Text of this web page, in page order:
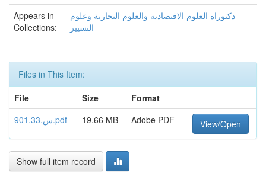
Appears in
Collections:
دكتوراه العلوم الاقتصادية والعلوم التجارية وعلوم
التسيير
Files in This Item:
File
Size
Format
س.901.33.pdf
19.66 MB Adobe PDF View/Open
Show full item record